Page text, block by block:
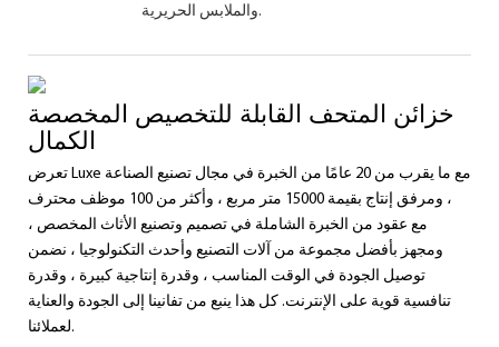
والملابس الحريرية.
خزائن المتحف القابلة للتخصيص المخصصة
الكمال
تعرض Luxe مع ما يقرب من 20 عامًا من الخبرة في مجال تصنيع الصناعة
، ومرفق إنتاج بقيمة 15000 متر مربع ، وأكثر من 100 موظف محترف
مع عقود من الخبرة الشاملة في تصميم وتصنيع الأثاث المخصص ،
ومجهز بأفضل مجموعة من آلات التصنيع وأحدث التكنولوجيا ، نضمن
توصيل الجودة في الوقت المناسب ، وقدرة إنتاجية كبيرة ، وقدرة
تنافسية قوية على الإنترنت. كل هذا ينبع من تفانينا إلى الجودة والعناية
لعملائنا.